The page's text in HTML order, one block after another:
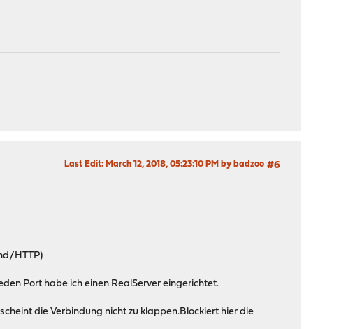
#6
Last Edit: March 12, 2018, 05:23:10 PM by badzoo
HTTP)
Port habe ich einen RealServer eingerichtet.
die Verbindung nicht zu klappen.Blockiert hier die